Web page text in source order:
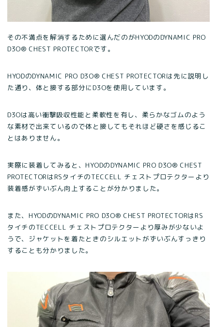
その不満点を解消するために選んだのがHYODのDYNAMIC PRO
D3O® CHEST PROTECTORです。
HYODのDYNAMIC PRO D3O® CHEST PROTECTORは先に説明し
た通り、体と接する部分にD3Oを使用しています。
D3Oは高い衝撃吸収性能と柔軟性を有し、柔らかなゴムのよう
な素材で出来ているので体と接してもそれほど硬さを感じるこ
とはありません。
実際に装着してみると、HYODのDYNAMIC PRO D3O® CHEST
PROTECTORはRSタイチのTECCELL チェストプロテクターより
装着感がずいぶん向上することが分かりました。
また、HYODのDYNAMIC PRO D3O® CHEST PROTECTORはRS
タイチのTECCELL チェストプロテクターより厚みが少ないよ
うで、ジャケットを着たときのシルエットがずいぶんすっきり
することも分かりました。